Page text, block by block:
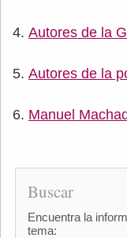
Autores de la
Autores de la
Manuel
Buscar
Encuentra la
tema: